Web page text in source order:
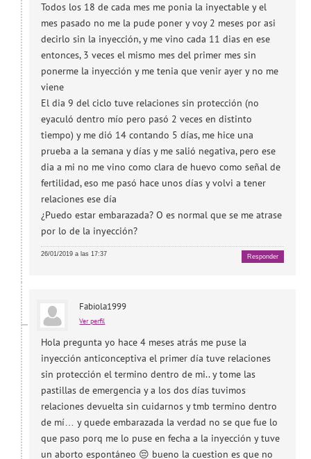
Todos los 18 de cada mes me ponia la inyectable y el
mes pasado no me la pude poner y voy 2 meses por asi
decirlo sin la inyección, y me vino cada 11 dias en ese
entonces, 3 veces el mismo mes del primer mes sin
ponerme la inyección y me tenia que venir ayer y no me
viene
El dia 9 del ciclo tuve relaciones sin protección (no
eyaculó dentro mío pero pasó 2 veces en distinto
tiempo) y me dió 14 contando 5 días, me hice una
prueba a la semana y días y me salió negativa, pero ese
dia a mi no me vino como clara de huevo como señal de
fertilidad, eso me pasó hace unos días y volvi a tener
relaciones ese día
¿Puedo estar embarazada? O es normal que se me atrase
por lo de la inyección?
26/01/2019 a las 17:37 Responder
Fabiola1999
Ver perfil
Hola pregunta yo hace 4 meses atrás me puse la
inyección anticonceptiva el primer día tuve relaciones
sin protección el termino dentro de mi.. y tome las
pastillas de emergencia y a los dos días tuvimos
relaciones devuelta sin cuidarnos y tmb termino dentro
de mí… y quede embarazada la verdad no se que fue lo
que paso porq me lo puse en fecha a la inyección y tuve
un aborto espontáneo 😔 bueno la cuestion es que no